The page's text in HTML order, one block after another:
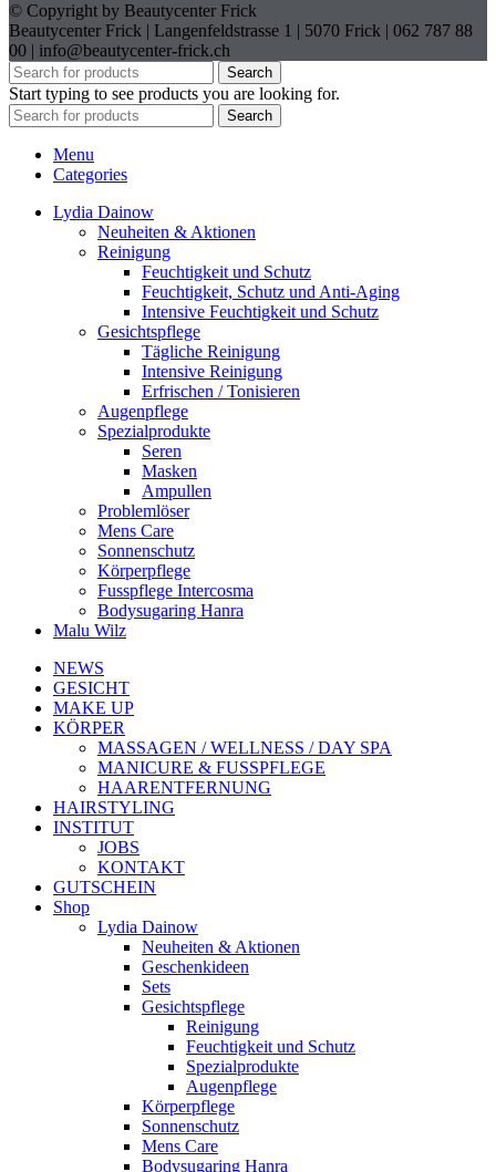
© Copyright by Beautycenter Frick
Beautycenter Frick | Langenfeldstrasse 1 | 5070 Frick | 062 787 88
00 | info@beautycenter-frick.ch
Search
Start typing to see products you are looking for.
Search
Menu
Categories
Lydia Dainow
Neuheiten & Aktionen
Reinigung
Feuchtigkeit und Schutz
Feuchtigkeit, Schutz und Anti-Aging
Intensive Feuchtigkeit und Schutz
Gesichtspflege
Tägliche Reinigung
Intensive Reinigung
Erfrischen / Tonisieren
Augenpflege
Spezialprodukte
Seren
Masken
Ampullen
Problemlöser
Mens Care
Sonnenschutz
Körperpflege
Fusspflege Intercosma
Bodysugaring Hanra
Malu Wilz
NEWS
GESICHT
MAKE UP
KÖRPER
MASSAGEN / WELLNESS / DAY SPA
MANICURE & FUSSPFLEGE
HAARENTFERNUNG
HAIRSTYLING
INSTITUT
JOBS
KONTAKT
GUTSCHEIN
Shop
Lydia Dainow
Neuheiten & Aktionen
Geschenkideen
Sets
Gesichtspflege
Reinigung
Feuchtigkeit und Schutz
Spezialprodukte
Augenpflege
Körperpflege
Sonnenschutz
Mens Care
Bodysugaring Hanra